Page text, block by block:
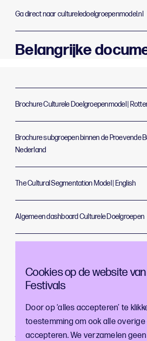
Cookies op de website
Festivals
Door op ‘alles accepteren’ te
toestemming om ook alle
accepteren. We verzamelen
Ga direct naar cultureledoelgroepenmodel.nl
Belangrijke
Brochure Culturele Doelgroepenmodel |
Brochure subgroepen binnen de Proevende
Nederland
The Cultural Segmentation Model | English
Algemeen dashboard Culturele Doelgroepen
Op het Culturele
auteursrechten die aan Rotterdam
Zonder expliciete toestemming van